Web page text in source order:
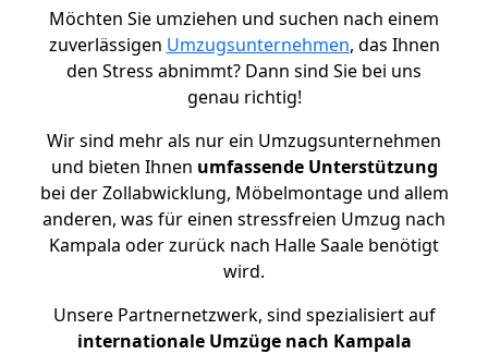
Möchten Sie umziehen und suchen nach einem
zuverlässigen Umzugsunternehmen, das Ihnen
den Stress abnimmt? Dann sind Sie bei uns
genau richtig!
Wir sind mehr als nur ein Umzugsunternehmen
und bieten Ihnen umfassende Unterstützung
bei der Zollabwicklung, Möbelmontage und allem
anderen, was für einen stressfreien Umzug nach
Kampala oder zurück nach Halle Saale benötigt
wird.
Unsere Partnernetzwerk, sind spezialisiert auf
internationale Umzüge nach Kampala